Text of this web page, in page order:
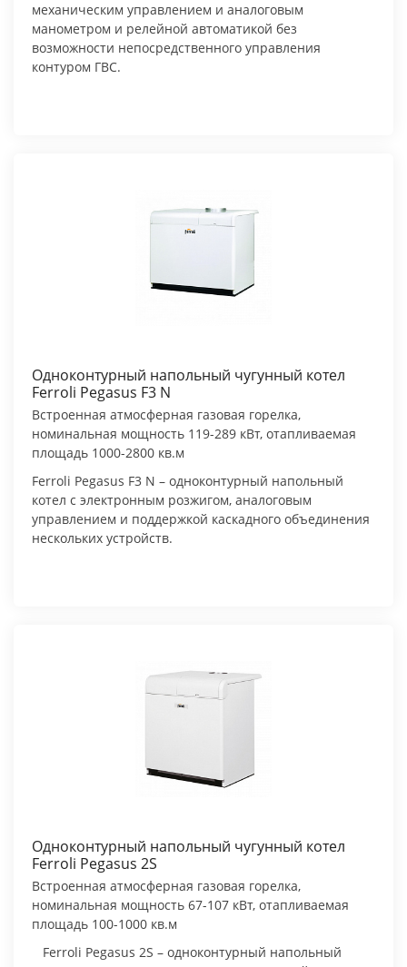
механическим управлением и аналоговым
манометром и релейной автоматикой без
возможности непосредственного управления
контуром ГВС.
Одноконтурный напольный чугунный котел
Ferroli Pegasus F3 N
Встроенная атмосферная газовая горелка,
номинальная мощность 119-289 кВт, отапливаемая
площадь 1000-2800 кв.м
Ferroli Pegasus F3 N – одноконтурный напольный
котел с электронным розжигом, аналоговым
управлением и поддержкой каскадного объединения
нескольких устройств.
Одноконтурный напольный чугунный котел
Ferroli Pegasus 2S
Встроенная атмосферная газовая горелка,
номинальная мощность 67-107 кВт, отапливаемая
площадь 100-1000 кв.м
Ferroli Pegasus 2S – одноконтурный напольный